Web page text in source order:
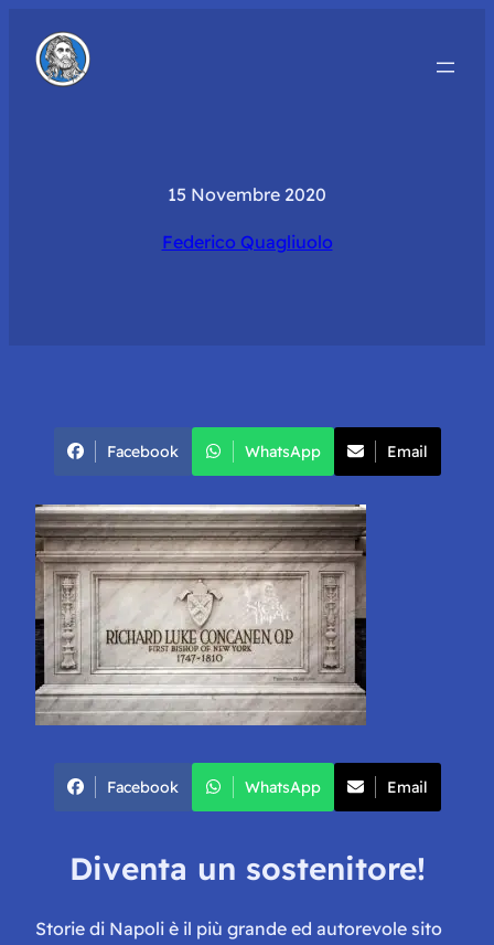
15 Novembre 2020
Federico Quagliuolo
Facebook WhatsApp Email
Facebook WhatsApp Email
Diventa un sostenitore!
Storie di Napoli è il più grande ed autorevole sito